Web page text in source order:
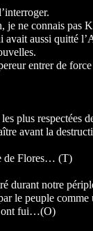
je ne connais pas
aussi quitté
entrer de
plus respectées
avant la
de Flores… (T)
durant notre
le peuple
ont fui…(O)